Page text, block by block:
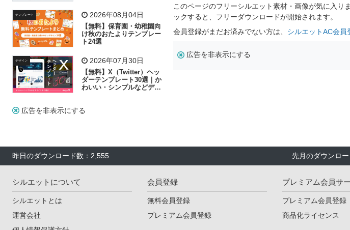
テンプレート 2026年08月04日
【無料】保育園・幼稚園向
け秋のおたよりテンプレー
ト24選
デザイン 2026年07月30日
【無料】X（Twitter）ヘッ
ダーテンプレート30選｜か
わいい・シンプルなどデザ
広告を非表示にする
このページのフリーシルエット素材・画像が気に入り
ックすると、フリーダウンロードが開始されます。
会員登録がまだお済みでない方は、 シルエットAC会員
広告を非表示にする
昨日のダウンロード数：2,555 先月のダウンロ
シルエットについて
シルエットとは
運営会社
会員登録
無料会員登録
プレミアム会員登録
プレミアム会員サ
プレミアム会員登録
商品化ライセンス